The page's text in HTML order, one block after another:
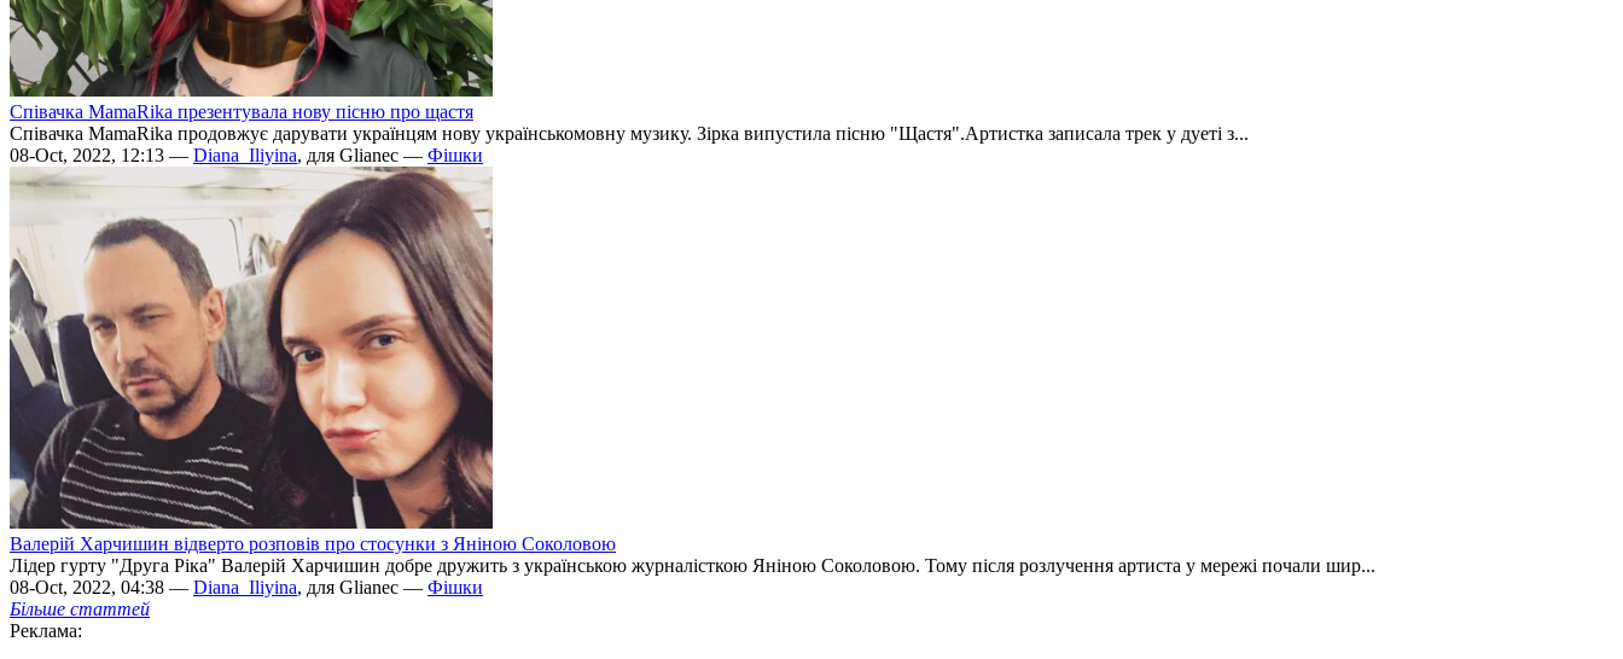
Співачка MamaRika презентувала нову пісню про щастя
Співачка MamaRika продовжує дарувати українцям нову українськомовну музику. Зірка випустила пісню "Щастя".Артистка записала трек у дуеті з...
08-Oct, 2022, 12:13 — Diana_Iliyina, для Glianec — Фішки
Валерій Харчишин відверто розповів про стосунки з Яніною Соколовою
Лідер гурту "Друга Ріка" Валерій Харчишин добре дружить з українською журналісткою Яніною Соколовою. Тому після розлучення артиста у мережі почали шир...
08-Oct, 2022, 04:38 — Diana_Iliyina, для Glianec — Фішки
Більше статтей
Реклама: